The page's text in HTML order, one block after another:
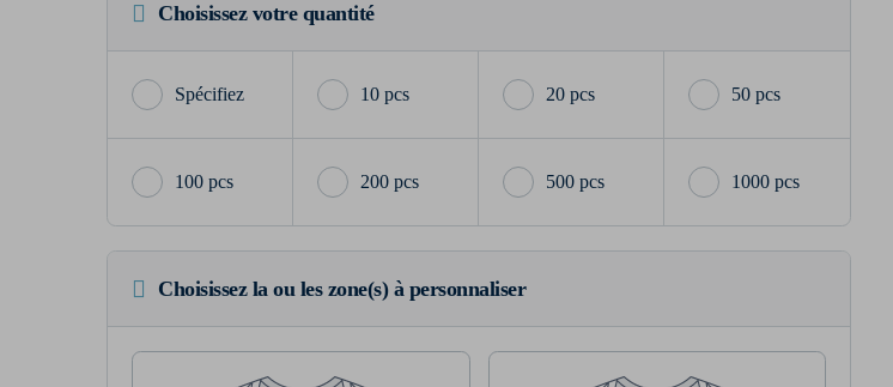
Choisissez votre quantité
10 pcs 20 pcs 50 pcs
100 pcs 200 pcs 500 pcs 1000 pcs
Choisissez la ou les zone(s) à personnaliser